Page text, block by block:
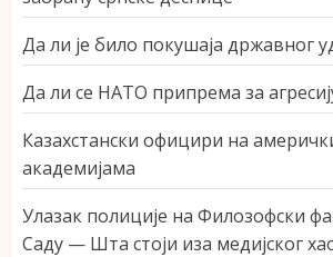
Да ли је било покушаја државног
Да ли се НАТО припрема за
Казахстански официри на
академијама
Улазак полиције на Филозофски
Саду — Шта стоји иза медијског